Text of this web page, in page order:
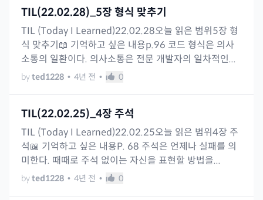
TIL(22.02.28)_5장 형식 맞추기
TIL (Today I Learned)22.02.28오늘 읽은 범위5장 형
식 맞추기📖 기억하고 싶은 내용p.96 코드 형식은 의사
소통의 일환이다. 의사소통은 전문 개발자의 일차적인...
byted1228 • 4년 전 • 0
TIL(22.02.25)_4장 주석
TIL (Today I Learned)22.02.25오늘 읽은 범위4장 주
석📖 기억하고 싶은 내용P. 68 주석은 언제나 실패를 의
미한다. 때때로 주석 없이는 자신을 표현할 방법을...
byted1228 • 4년 전 • 0